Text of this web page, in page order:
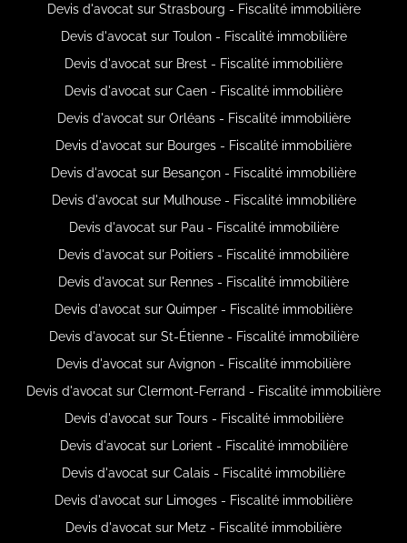
Devis d'avocat sur Strasbourg - Fiscalité immobilière
Devis d'avocat sur Toulon - Fiscalité immobilière
Devis d'avocat sur Brest - Fiscalité immobilière
Devis d'avocat sur Caen - Fiscalité immobilière
Devis d'avocat sur Orléans - Fiscalité immobilière
Devis d'avocat sur Bourges - Fiscalité immobilière
Devis d'avocat sur Besançon - Fiscalité immobilière
Devis d'avocat sur Mulhouse - Fiscalité immobilière
Devis d'avocat sur Pau - Fiscalité immobilière
Devis d'avocat sur Poitiers - Fiscalité immobilière
Devis d'avocat sur Rennes - Fiscalité immobilière
Devis d'avocat sur Quimper - Fiscalité immobilière
Devis d'avocat sur St-Étienne - Fiscalité immobilière
Devis d'avocat sur Avignon - Fiscalité immobilière
Devis d'avocat sur Clermont-Ferrand - Fiscalité immobilière
Devis d'avocat sur Tours - Fiscalité immobilière
Devis d'avocat sur Lorient - Fiscalité immobilière
Devis d'avocat sur Calais - Fiscalité immobilière
Devis d'avocat sur Limoges - Fiscalité immobilière
Devis d'avocat sur Metz - Fiscalité immobilière